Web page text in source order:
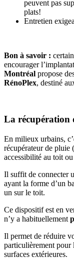
peuvent pas
plats!
Entretien
Bon à savoir :
encourager
Montréal propose
RénoPlex, destiné
La récupération
En milieux urbains,
récupérateur de pluie
accessibilité au toit
Il suffit de connecter
ayant la forme d’un
un sur le toit.
Ce dispositif est en
n’y a habituellement
Il permet de réduire
particulièrement pour
surfaces extérieures.